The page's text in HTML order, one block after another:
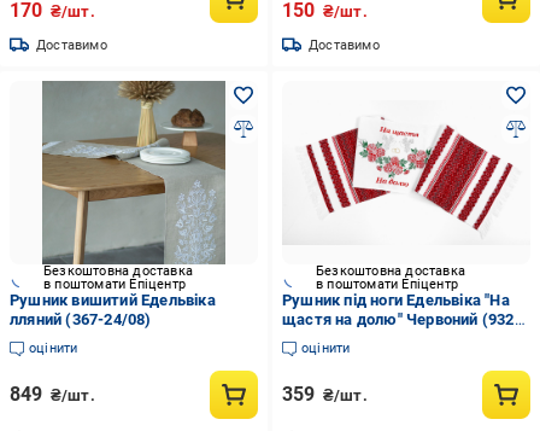
170 ₴/шт.
Доставимо
150 ₴/шт.
Доставимо
Безкоштовна доставка
в поштомати Епіцентр
Рушник вишитий Едельвіка
лляний (367-24/08)
оцінити
849 ₴/шт.
Безкоштовна доставка
в поштомати Епіцентр
Рушник під ноги Едельвіка "На
щастя на долю" Червоний (932-
18/00)
оцінити
359 ₴/шт.